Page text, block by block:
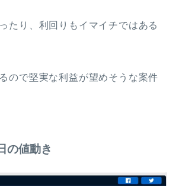
たり、利回りもイマイチではある
ので堅実な利益が望めそうな案件
の値動き